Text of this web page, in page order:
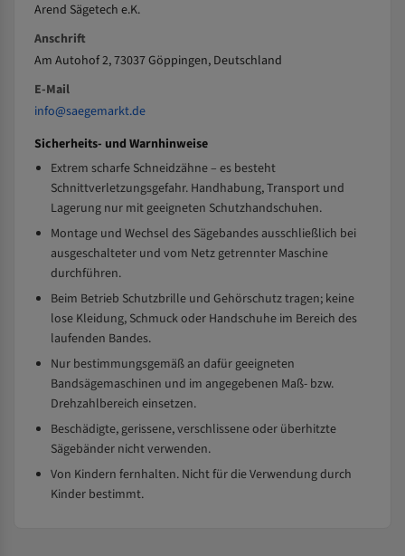
Arend Sägetech e.K.
Anschrift
Am Autohof 2, 73037 Göppingen, Deutschland
E-Mail
info@saegemarkt.de
Sicherheits- und Warnhinweise
Extrem scharfe Schneidzähne – es besteht
Schnittverletzungsgefahr. Handhabung, Transport und
Lagerung nur mit geeigneten Schutzhandschuhen.
Montage und Wechsel des Sägebandes ausschließlich bei
ausgeschalteter und vom Netz getrennter Maschine
durchführen.
Beim Betrieb Schutzbrille und Gehörschutz tragen; keine
lose Kleidung, Schmuck oder Handschuhe im Bereich des
laufenden Bandes.
Nur bestimmungsgemäß an dafür geeigneten
Bandsägemaschinen und im angegebenen Maß- bzw.
Drehzahlbereich einsetzen.
Beschädigte, gerissene, verschlissene oder überhitzte
Sägebänder nicht verwenden.
Von Kindern fernhalten. Nicht für die Verwendung durch
Kinder bestimmt.